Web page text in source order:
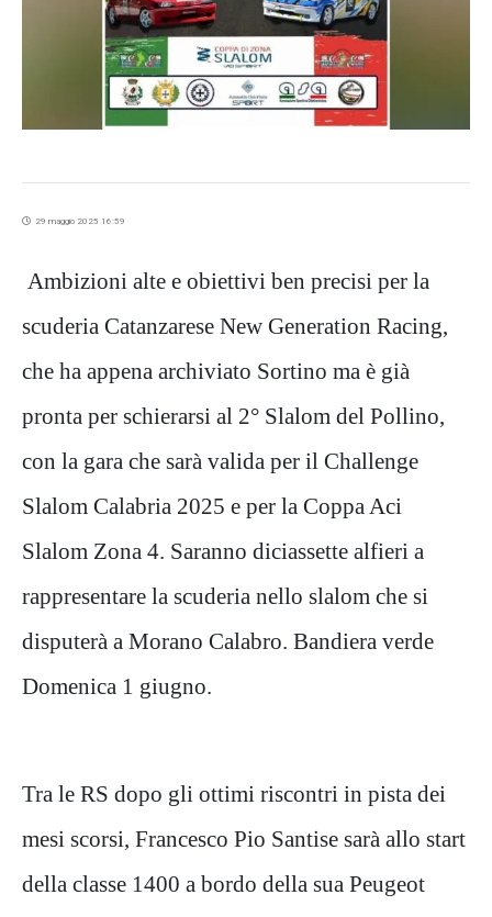
29 maggio 2025 16:59
Ambizioni alte e obiettivi ben precisi per la
scuderia Catanzarese New Generation Racing,
che ha appena archiviato Sortino ma è già
pronta per schierarsi al 2° Slalom del Pollino,
con la gara che sarà valida per il Challenge
Slalom Calabria 2025 e per la Coppa Aci
Slalom Zona 4. Saranno diciassette alfieri a
rappresentare la scuderia nello slalom che si
disputerà a Morano Calabro. Bandiera verde
Domenica 1 giugno.
Tra le RS dopo gli ottimi riscontri in pista dei
mesi scorsi, Francesco Pio Santise sarà allo start
della classe 1400 a bordo della sua Peugeot